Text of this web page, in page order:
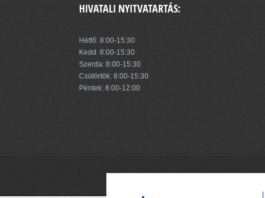
HIVATALI NYITVATARTÁS:
Hétfő: 8:00-15:30
Kedd: 8:00-15:30
Szerda: 8:00-15:30
Csütörtök: 8:00-15:30
Péntek: 8:00-12:00